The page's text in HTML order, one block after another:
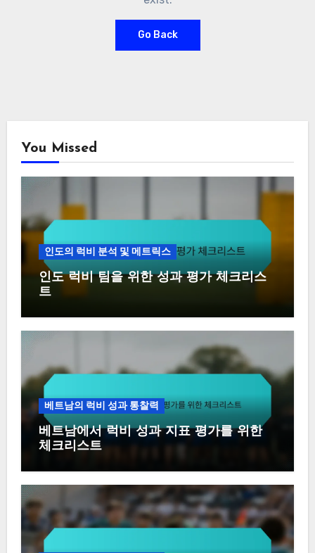
Go Back
You Missed
인도의 럭비 분석 및 메트릭스
인도 럭비 팀을 위한 성과 평가 체크리스
트
베트남의 럭비 성과 통찰력
베트남에서 럭비 성과 지표 평가를 위한
체크리스트